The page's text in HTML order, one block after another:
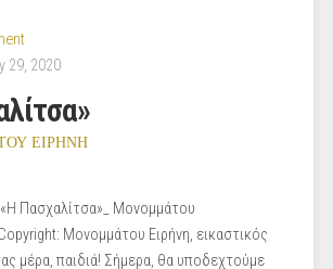
29, 2020
ΕΙΡΗΝΗ
Πασχαλίτσα»_ Μονομμάτου
Μονομμάτου Ειρήνη, εικαστικός
μέρα, παιδιά! Σήμερα, θα υποδεχτούμε